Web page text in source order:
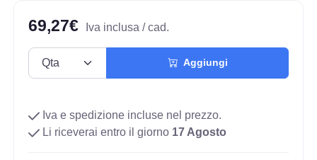
69,27€ Iva inclusa / cad.
Aggiungi
Iva e spedizione incluse nel prezzo.
Li riceverai entro il giorno 17 Agosto